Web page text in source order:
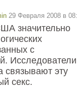
29 Февраля 2008 в
значительно
с
связывают эту
секс.